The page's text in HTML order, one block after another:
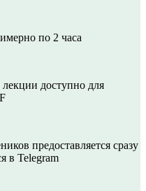
по 2 часа
доступно для
предоставляется сразу
в Telegram